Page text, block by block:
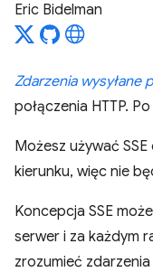
Eric Bidelman
Zdarzenia wysyłane
połączenia HTTP.
Możesz używać
kierunku, więc nie
Koncepcja SSE
serwer i za każdym
zrozumieć